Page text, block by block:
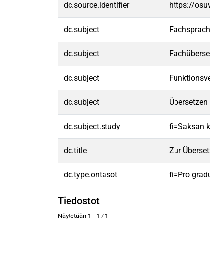
dc.source.identifier https://
dc.subject
dc.subject
dc.subject
dc.subject Übersetzen
dc.subject.study fi=Saksan
dc.title Zur
dc.type.ontasot fi=Pro
Tiedostot
Näytetään 1 - 1 / 1